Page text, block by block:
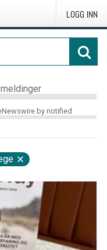
LOGG INN
by notified